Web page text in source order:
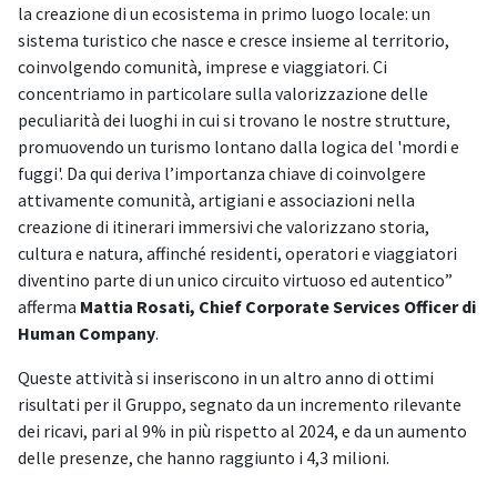
la creazione di un ecosistema in primo luogo locale: un
sistema turistico che nasce e cresce insieme al territorio,
coinvolgendo comunità, imprese e viaggiatori. Ci
concentriamo in particolare sulla valorizzazione delle
peculiarità dei luoghi in cui si trovano le nostre strutture,
promuovendo un turismo lontano dalla logica del 'mordi e
fuggi'. Da qui deriva l’importanza chiave di coinvolgere
attivamente comunità, artigiani e associazioni nella
creazione di itinerari immersivi che valorizzano storia,
cultura e natura, affinché residenti, operatori e viaggiatori
diventino parte di un unico circuito virtuoso ed autentico”
afferma Mattia Rosati, Chief Corporate Services Officer di
Human Company.
Queste attività si inseriscono in un altro anno di ottimi
risultati per il Gruppo, segnato da un incremento rilevante
dei ricavi, pari al 9% in più rispetto al 2024, e da un aumento
delle presenze, che hanno raggiunto i 4,3 milioni.